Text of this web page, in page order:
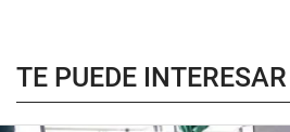
TE PUEDE INTERESAR